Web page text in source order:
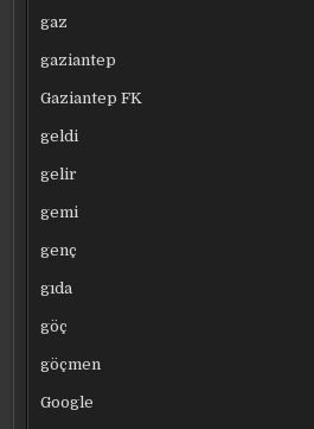
gaz
gaziantep
Gaziantep FK
geldi
gelir
gemi
genç
gıda
göç
göçmen
Google